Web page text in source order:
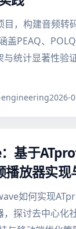
目，构建音频转
盖PEAQ、
与统计显著性验
2026-
基于
播放器实现
如何实现
，探讨去中心化